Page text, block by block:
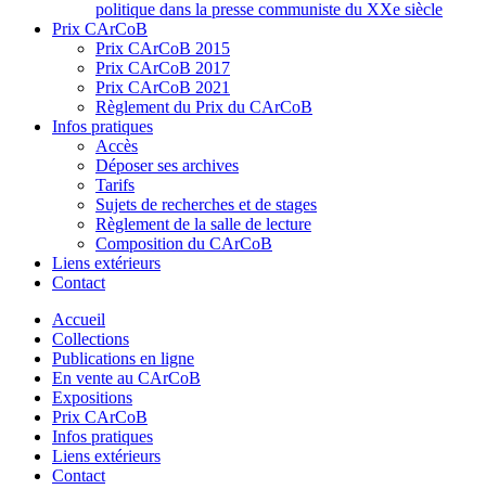
politique dans la presse communiste du XXe siècle
Prix CArCoB
Prix CArCoB 2015
Prix CArCoB 2017
Prix CArCoB 2021
Règlement du Prix du CArCoB
Infos pratiques
Accès
Déposer ses archives
Tarifs
Sujets de recherches et de stages
Règlement de la salle de lecture
Composition du CArCoB
Liens extérieurs
Contact
Accueil
Collections
Publications en ligne
En vente au CArCoB
Expositions
Prix CArCoB
Infos pratiques
Liens extérieurs
Contact